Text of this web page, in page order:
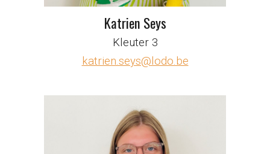
Katrien Seys
Kleuter 3
katrien.seys@lodo.be